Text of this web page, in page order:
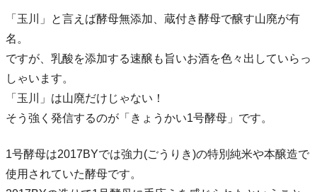
「玉川」と言えば酵母無添加、蔵付き酵母で醸す山廃が有
名。
ですが、乳酸を添加する速醸も旨いお酒を色々出していらっ
しゃいます。
「玉川」は山廃だけじゃない！
そう強く発信するのが「きょうかい1号酵母」です。
1号酵母は2017BYでは強力(ごうりき)の特別純米や本醸造で
使用されていた酵母です。